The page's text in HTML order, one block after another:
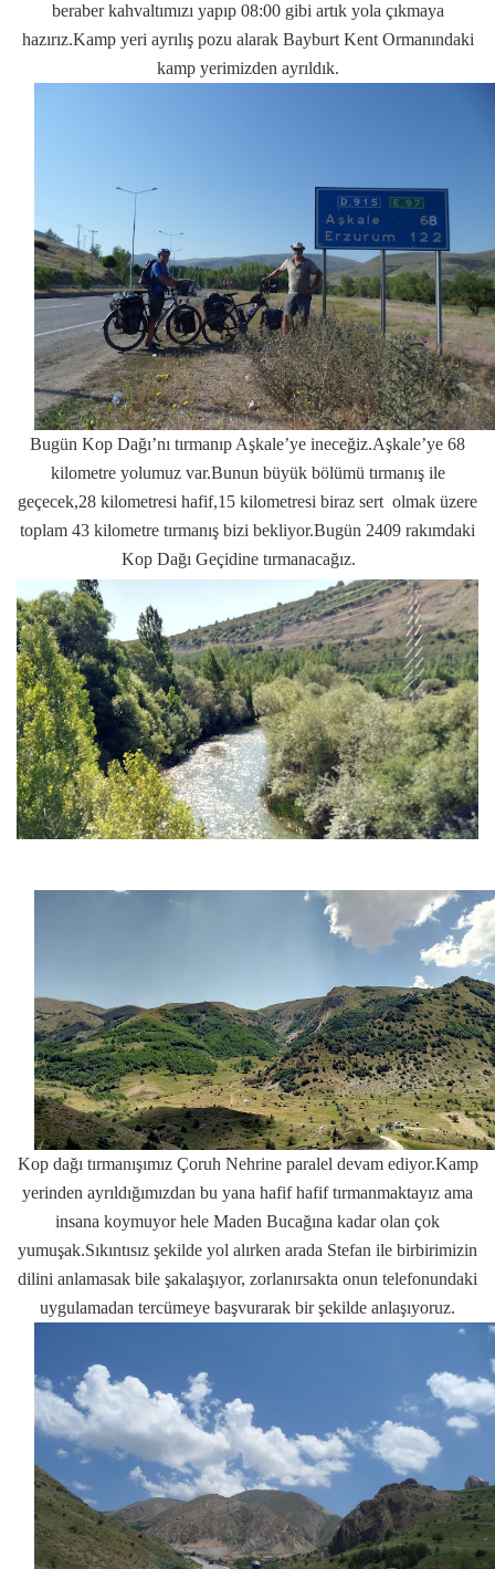
beraber kahvaltımızı yapıp 08:00 gibi artık yola çıkmaya
hazırız.Kamp yeri ayrılış pozu alarak Bayburt Kent Ormanındaki
kamp yerimizden ayrıldık.
Bugün Kop Dağı’nı tırmanıp Aşkale’ye ineceğiz.Aşkale’ye 68
kilometre yolumuz var.Bunun büyük bölümü tırmanış ile
geçecek,28 kilometresi hafif,15 kilometresi biraz sert olmak üzere
toplam 43 kilometre tırmanış bizi bekliyor.Bugün 2409 rakımdaki
Kop Dağı Geçidine tırmanacağız.
Kop dağı tırmanışımız Çoruh Nehrine paralel devam ediyor.Kamp
yerinden ayrıldığımızdan bu yana hafif hafif tırmanmaktayız ama
insana koymuyor hele Maden Bucağına kadar olan çok
yumuşak.Sıkıntısız şekilde yol alırken arada Stefan ile birbirimizin
dilini anlamasak bile şakalaşıyor, zorlanırsakta onun telefonundaki
uygulamadan tercümeye başvurarak bir şekilde anlaşıyoruz.